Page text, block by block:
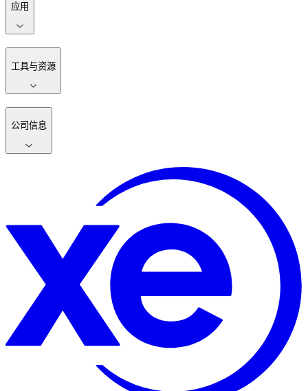
应用
工具与资源
公司信息